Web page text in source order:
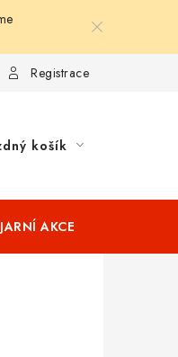
Tabulka velikostí oblečení
Registrace
košík
JARNÍ AKCE